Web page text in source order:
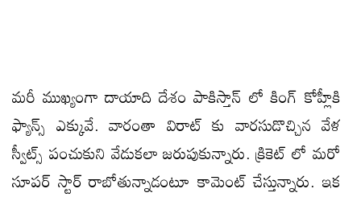
మరీ ముఖ్యంగా దాయాది దేశం పాకిస్తాన్ లో కింగ్ కోహ్లీకి
ఫ్యాన్స్ ఎక్కువే. వారంతా విరాట్ కు వారసుడొచ్చిన వేళ
స్వీట్స్ పంచుకుని వేడుకలా జరుపుకున్నారు. క్రికెట్ లో మరో
సూపర్ స్టార్ రాబోతున్నాడంటూ కామెంట్ చేస్తున్నారు. ఇక